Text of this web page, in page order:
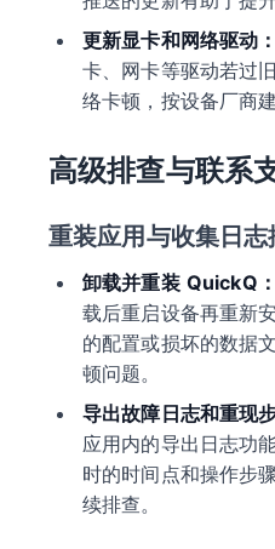
更新显卡和网络驱动：
卡、网卡等驱动若过
络卡顿，按设备厂商
高级排查与联系
重装应用与收集日志
卸载并重装 QuickQ：
载后重启设备再重新
的配置或损坏的数据
顿问题。
导出故障日志和重现
应用内的导出日志功
时的时间点和操作步
续排查。